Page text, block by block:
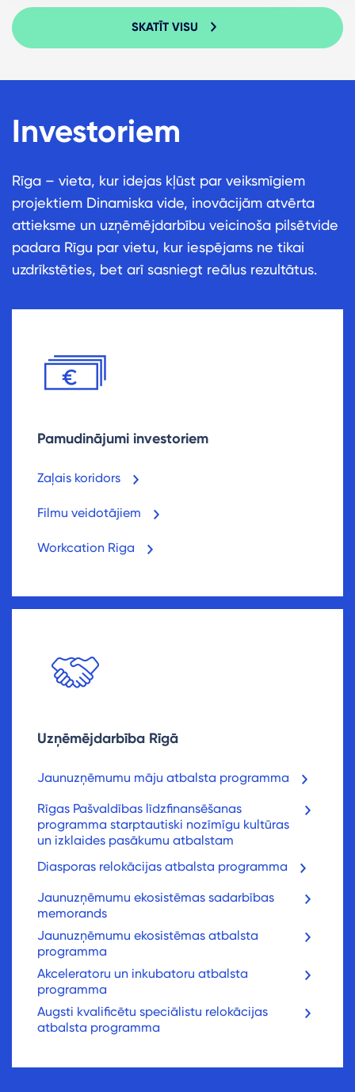
SKATĪT VISU
Investoriem
Rīga – vieta, kur idejas kļūst par veiksmīgiem
projektiem Dinamiska vide, inovācijām atvērta
attieksme un uzņēmējdarbību veicinoša pilsētvide
padara Rīgu par vietu, kur iespējams ne tikai
uzdrīkstēties, bet arī sasniegt reālus rezultātus.
Pamudinājumi investoriem
Zaļais koridors
Filmu veidotājiem
Workcation Riga
Uzņēmējdarbība Rīgā
Jaunuzņēmumu māju atbalsta programma
Rīgas Pašvaldības līdzfinansēšanas
programma starptautiski nozīmīgu kultūras
un izklaides pasākumu atbalstam
Diasporas relokācijas atbalsta programma
Jaunuzņēmumu ekosistēmas sadarbības
memorands
Jaunuzņēmumu ekosistēmas atbalsta
programma
Akceleratoru un inkubatoru atbalsta
programma
Augsti kvalificētu speciālistu relokācijas
atbalsta programma